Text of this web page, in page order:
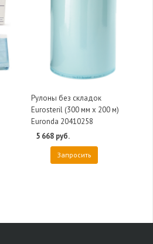
Рулоны без складок
Eurosteril (300 мм х 200 м)
Euronda 20410258
5 668 руб.
Запросить